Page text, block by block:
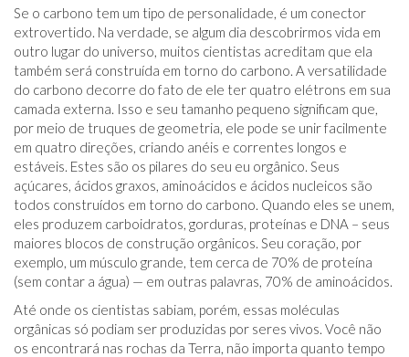
Se o carbono tem um tipo de personalidade, é um conector
extrovertido. Na verdade, se algum dia descobrirmos vida em
outro lugar do universo, muitos cientistas acreditam que ela
também será construída em torno do carbono. A versatilidade
do carbono decorre do fato de ele ter quatro elétrons em sua
camada externa. Isso e seu tamanho pequeno significam que,
por meio de truques de geometria, ele pode se unir facilmente
em quatro direções, criando anéis e correntes longos e
estáveis. Estes são os pilares do seu eu orgânico. Seus
açúcares, ácidos graxos, aminoácidos e ácidos nucleicos são
todos construídos em torno do carbono. Quando eles se unem,
eles produzem carboidratos, gorduras, proteínas e DNA – seus
maiores blocos de construção orgânicos. Seu coração, por
exemplo, um músculo grande, tem cerca de 70% de proteína
(sem contar a água) — em outras palavras, 70% de aminoácidos.
Até onde os cientistas sabiam, porém, essas moléculas
orgânicas só podiam ser produzidas por seres vivos. Você não
os encontrará nas rochas da Terra, não importa quanto tempo